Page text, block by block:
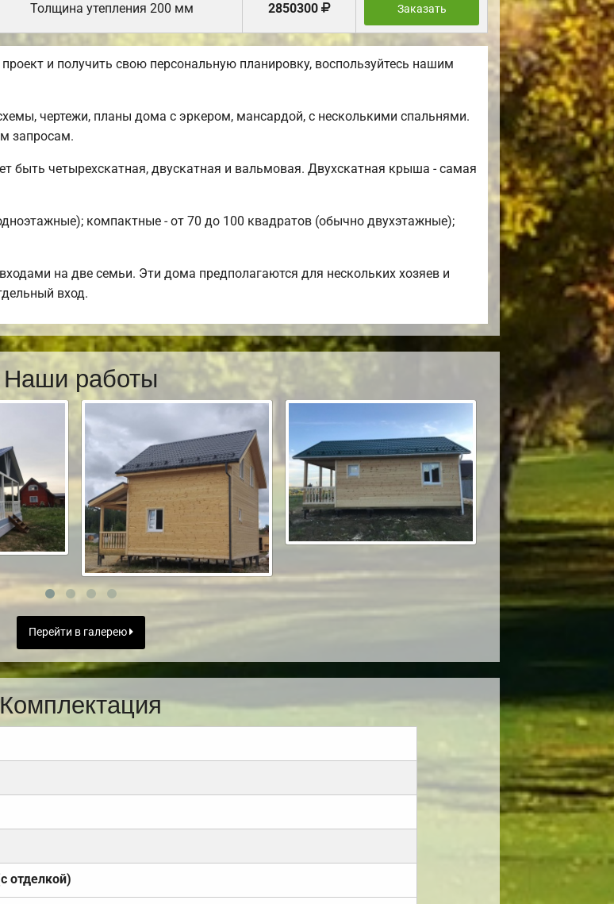
Толщина утепления 200 мм 2850300 Заказать
и получить свою персональную планировку, воспользуйтесь нашим
чертежи, планы дома с эркером, мансардой, с несколькими спальнями.
запросам.
четырехскатная, двускатная и вальмовая. Двухскатная крыша - самая
компактные - от 70 до 100 квадратов (обычно двухэтажные);
на две семьи. Эти дома предполагаются для нескольких хозяев и
вход.
Наши работы
Перейти в галерею
Комплектация
отделкой)